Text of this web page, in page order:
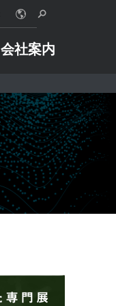
会社案内